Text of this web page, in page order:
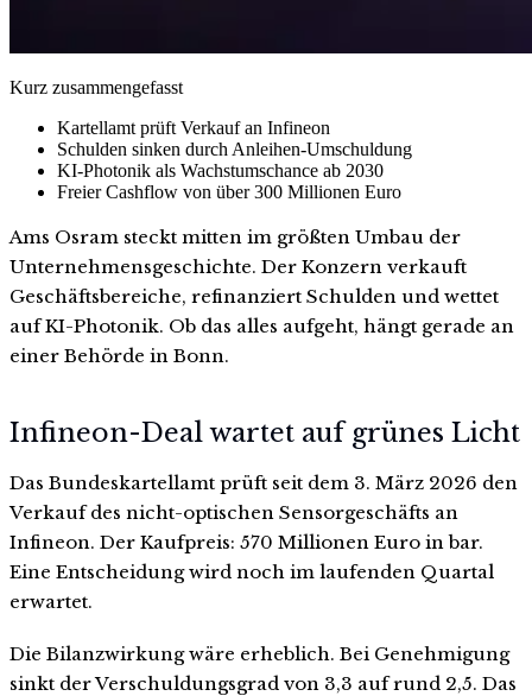
Kurz zusammengefasst
Kartellamt prüft Verkauf an Infineon
Schulden sinken durch Anleihen-Umschuldung
KI-Photonik als Wachstumschance ab 2030
Freier Cashflow von über 300 Millionen Euro
Ams Osram steckt mitten im größten Umbau der
Unternehmensgeschichte. Der Konzern verkauft
Geschäftsbereiche, refinanziert Schulden und wettet
auf KI-Photonik. Ob das alles aufgeht, hängt gerade an
einer Behörde in Bonn.
Infineon-Deal wartet auf grünes Licht
Das Bundeskartellamt prüft seit dem 3. März 2026 den
Verkauf des nicht-optischen Sensorgeschäfts an
Infineon. Der Kaufpreis: 570 Millionen Euro in bar.
Eine Entscheidung wird noch im laufenden Quartal
erwartet.
Die Bilanzwirkung wäre erheblich. Bei Genehmigung
sinkt der Verschuldungsgrad von 3,3 auf rund 2,5. Das